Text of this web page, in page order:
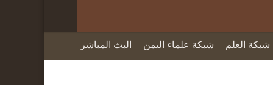
شبكة العلم شبكة علماء اليمن البث المباشر